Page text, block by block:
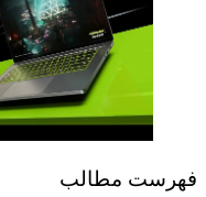
فهرست مطالب